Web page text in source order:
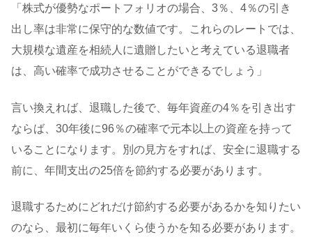
「株式が優勢なポートフォリオの場合、3％、4％の引き
出し率は非常に保守的な数値です。これらのレートでは、
大規模な遺産を相続人に遺贈したいと考えている退職者
は、高い確率で成功させることができるでしょう」
言い換えれば、退職した後で、毎年資産の4％を引き出す
ならば、30年後に96％の確率で元本以上の資産を持って
いることになります。別の見方をすれば、安全に退職する
前に、年間支出の25倍を節約する必要があります。
退職するためにどれだけ節約する必要があるかを知りたい
のなら、最初に毎年いくら使うかを知る必要があります。